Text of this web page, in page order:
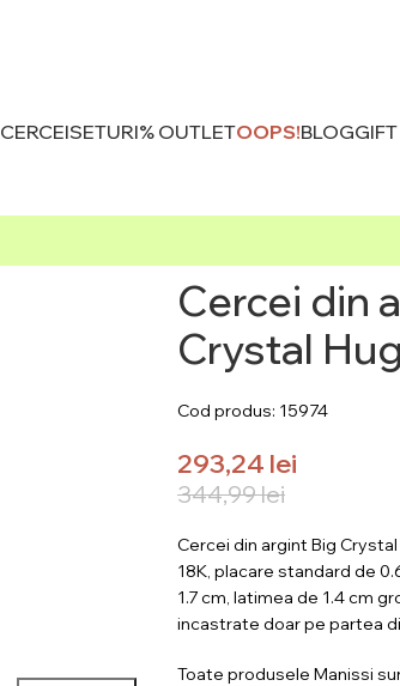
CERCEISETURI% OUTLETOOPS!BLOG
Cercei din
Crystal
Cod produs: 15974
344,99lei
293,24 lei
Cercei din argint Big
18K, placare standard de
1.7 cm, latimea de 1.4 cm
incastrate doar pe partea
Toate produsele Manissi